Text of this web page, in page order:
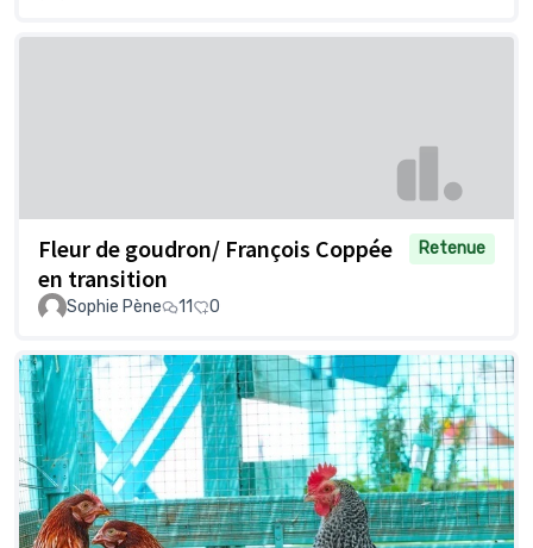
Fleur de goudron/ François Coppée
en transition
Retenue
Sophie Pène 11 0